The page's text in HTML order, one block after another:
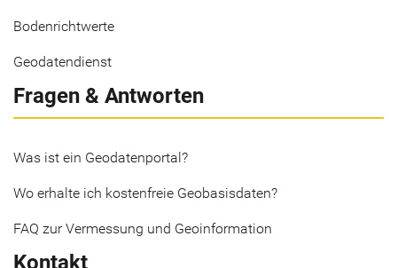
Bodenrichtwerte
Geodatendienst
Fragen & Antworten
Was ist ein Geodatenportal?
Wo erhalte ich kostenfreie Geobasisdaten?
FAQ zur Vermessung und Geoinformation
Kontakt